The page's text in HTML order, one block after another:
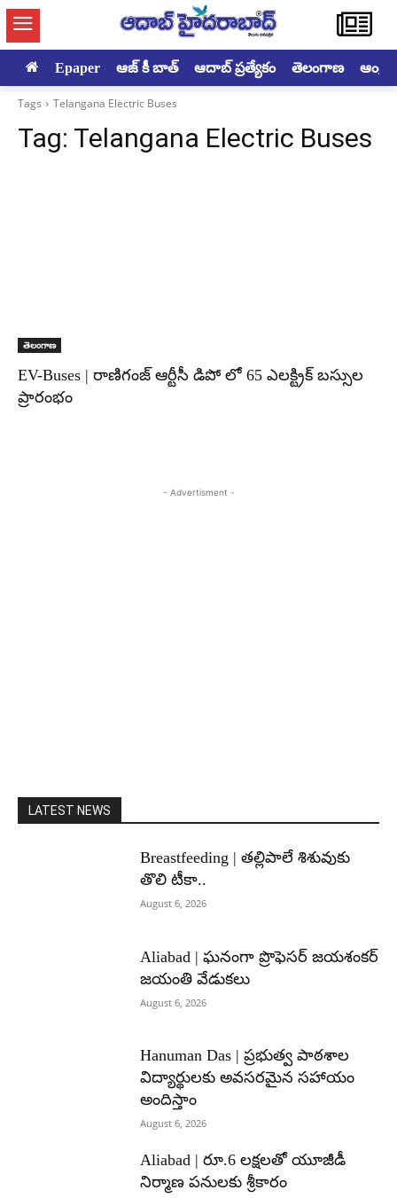
Epaper ఆజ్ కీ బాత్ ఆదాబ్ ప్రత్యేకం తెలంగాణ
Tags Telangana Electric Buses
Tag: Telangana Electric Buses
తెలంగాణ
EV-Buses | రాణిగంజ్ ఆర్టీసీ డిపో లో 65 ఎలక్ట్రిక్ బస్సుల
ప్రారంభం
- Advertisment -
LATEST NEWS
Breastfeeding | తల్లిపాలే శిశువుకు
తొలి టీకా..
August 6, 2026
Aliabad | ఘనంగా ప్రొఫెసర్ జయశంకర్
జయంతి వేడుకలు
August 6, 2026
Hanuman Das | ప్రభుత్వ పాఠశాల
విద్యార్థులకు అవసరమైన సహాయం
అందిస్తాం
August 6, 2026
Aliabad | రూ.6 లక్షలతో యూజీడీ
నిర్మాణ పనులకు శ్రీకారం